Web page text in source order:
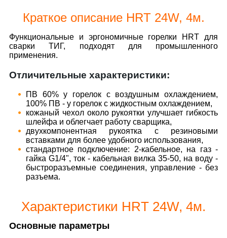
Краткое описание HRT 24W, 4м.
Функциональные и эргономичные горелки HRT для
сварки ТИГ, подходят для промышленного
применения.
Отличительные характеристики:
ПВ 60% у горелок с воздушным охлаждением,
100% ПВ - у горелок с жидкостным охлаждением,
кожаный чехол около рукоятки улучшает гибкость
шлейфа и облегчает работу сварщика,
двухкомпонентная рукоятка с резиновыми
вставками для более удобного использования,
стандартное подключение: 2-кабельное, на газ -
гайка G1/4", ток - кабельная вилка 35-50, на воду -
быстроразъемные соединения, управление - без
разъема.
Характеристики HRT 24W, 4м.
Основные параметры